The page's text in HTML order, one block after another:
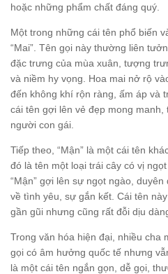
hoặc những phẩm chất đáng quý.
Một trong những cái tên phổ biến
“Mai”. Tên gọi này thường liên
đặc trưng của mùa xuân, tượng
và niềm hy vọng. Hoa mai nở rộ
đến không khí rộn ràng, ấm áp và
cái tên gợi lên vẻ đẹp mong
người con gái.
Tiếp theo, “Mận” là một cái tên
đó là tên một loại trái cây có vị
“Mận” gợi lên sự ngọt ngào,
về tình yêu, sự gắn kết. Cái tên
gần gũi nhưng cũng rất đỗi dịu
Trong văn hóa hiện đại, nhiều cha
gọi có âm hưởng quốc tế nhưng
là một cái tên ngắn gọn, dễ gọi,